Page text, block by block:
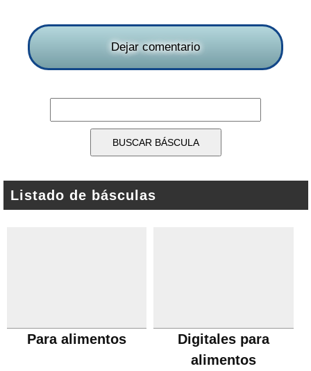
Dejar comentario
Listado de básculas
Para alimentos
Digitales para
alimentos